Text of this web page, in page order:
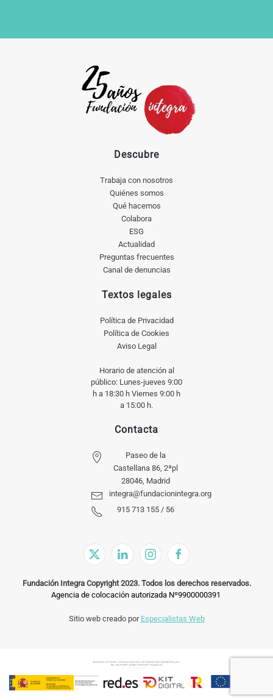
Descubre
Trabaja con nosotros
Quiénes somos
Qué hacemos
Colabora
ESG
Actualidad
Preguntas frecuentes
Canal de denuncias
Textos legales
Política de Privacidad
Política de Cookies
Aviso Legal
Horario de atención al
público: Lunes-jueves 9:00
h a 18:30 h Viernes 9:00 h
a 15:00 h.
Contacta
Paseo de la
Castellana 86, 2ªpl
28046, Madrid
integra@fundacionintegra.org
915 713 155 / 56
Fundación Integra Copyright 2023. Todos los derechos reservados.
Agencia de colocación autorizada Nº9900000391
Sitio web creado por Especialistas Web